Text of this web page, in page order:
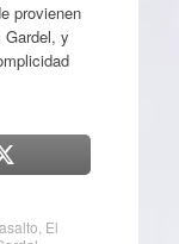
provienen
y
asalto El